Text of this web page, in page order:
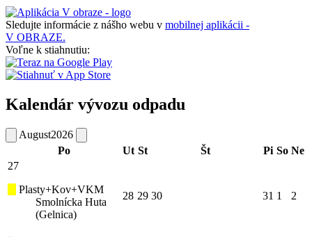
Sledujte informácie z nášho webu v mobilnej aplikácii -
V OBRAZE.
Voľne k stiahnutiu:
Kalendár vývozu odpadu
August2026
Po
Ut St Št Pi So Ne
27
Plasty+Kov+VKM
Smolnícka Huta
(Gelnica)
28 29 30 31 1 2